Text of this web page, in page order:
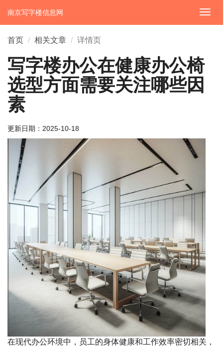
切
换
南京写字楼信息网
首页 相关文章 详情页
写字楼办公在健康办公椅
选型方面需要关注哪些因
素
更新日期： 2025-10-18
在现代办公环境中，员工的身体健康和工作效率密切相关，